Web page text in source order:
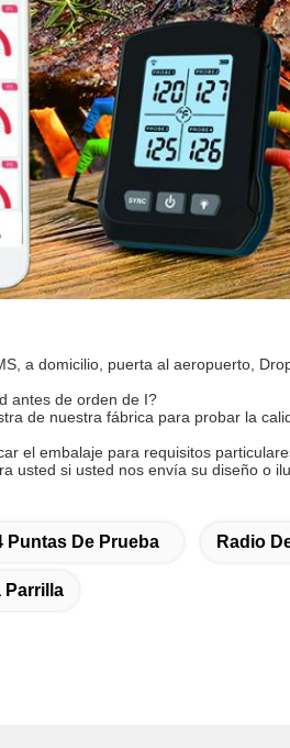
a domicilio, puerta al aeropuerto,
antes de orden de I?
de nuestra fábrica para probar la
el embalaje para requisitos
usted si usted nos envía su diseño o
Puntas De Prueba Radio
Parrilla